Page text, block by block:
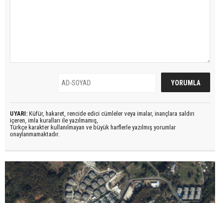
UYARI: Küfür, hakaret, rencide edici cümleler veya imalar, inançlara saldırı
içeren, imla kuralları ile yazılmamış,
Türkçe karakter kullanılmayan ve büyük harflerle yazılmış yorumlar
onaylanmamaktadır.